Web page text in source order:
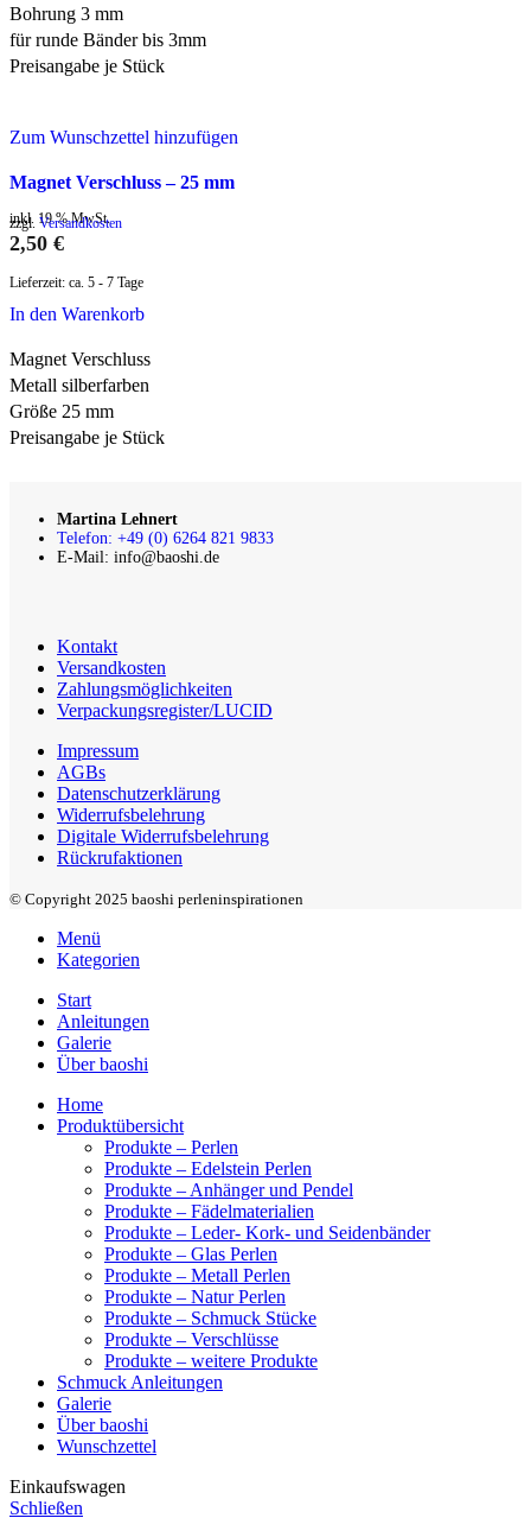
Bohrung 3 mm
für runde Bänder bis 3mm
Preisangabe je Stück
Zum Wunschzettel hinzufügen
Magnet Verschluss – 25 mm
inkl. 19 % MwSt.
zzgl. Versandkosten
2,50 €
Lieferzeit: ca. 5 - 7 Tage
In den Warenkorb
Magnet Verschluss
Metall silberfarben
Größe 25 mm
Preisangabe je Stück
Martina Lehnert
Telefon: +49 (0) 6264 821 9833
E-Mail: info@baoshi.de
Kontakt
Versandkosten
Zahlungsmöglichkeiten
Verpackungsregister/LUCID
Impressum
AGBs
Datenschutzerklärung
Widerrufsbelehrung
Digitale Widerrufsbelehrung
Rückrufaktionen
© Copyright 2025 baoshi perleninspirationen
Menü
Kategorien
Start
Anleitungen
Galerie
Über baoshi
Home
Produktübersicht
Produkte – Perlen
Produkte – Edelstein Perlen
Produkte – Anhänger und Pendel
Produkte – Fädelmaterialien
Produkte – Leder- Kork- und Seidenbänder
Produkte – Glas Perlen
Produkte – Metall Perlen
Produkte – Natur Perlen
Produkte – Schmuck Stücke
Produkte – Verschlüsse
Produkte – weitere Produkte
Schmuck Anleitungen
Galerie
Über baoshi
Wunschzettel
Einkaufswagen
Schließen